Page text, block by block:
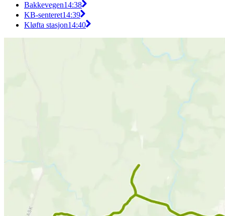
Bakkevegen14:38
KB-senteret14:39
Kløfta stasjon14:40